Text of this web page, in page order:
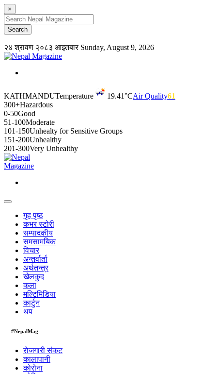
×
२४ श्रावण २०८३ आइतबारSunday, August 9, 2026
KATHMANDUTemperature 19.41°CAir Quality61
300+Hazardous
0-50Good
51-100Moderate
101-150Unhealty for Sensitive Groups
151-200Unhealthy
201-300Very Unhealthy
गृह पृष्ठ
कभर स्टोरी
सम्पादकीय
समसामयिक
विचार
अन्तर्वार्ता
अर्थतन्त्र
खेलकुद
कला
मल्टिमिडिया
कार्टुन
थप
#NepalMag
रोजगारी संकट
कालापानी
कोरोना